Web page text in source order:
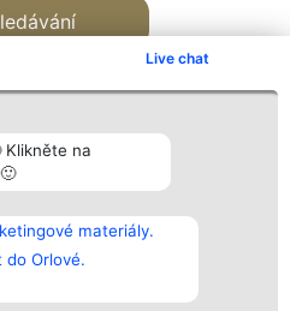
Live chat
Klikněte na
materiály.
do Orlové.
všech
Kontakt